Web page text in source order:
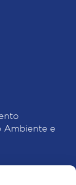
Ambiente e